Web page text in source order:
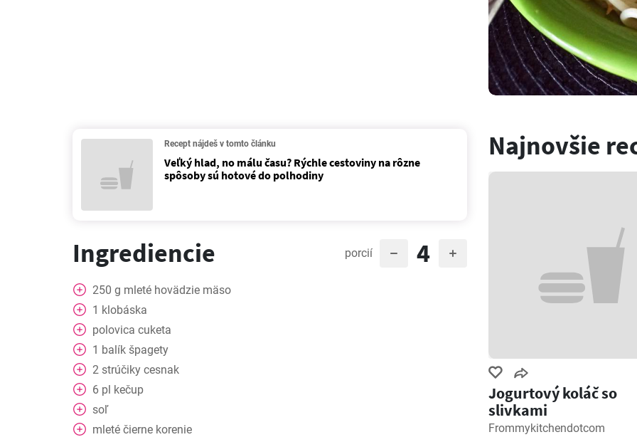
Recept nájdeš v tomto článku
Veľký hlad, no málu času? Rýchle cestoviny na rôzne
spôsoby sú hotové do polhodiny
Ingrediencie porcií 4
250 g mleté ​​hovädzie mäso
1 klobáska
polovica cuketa
1 balík špagety
2 strúčiky cesnak
6 pl kečup
soľ
mleté čierne korenie
Najnovšie
Jogurtový koláč so
slivkami
Frommykitchendotcom